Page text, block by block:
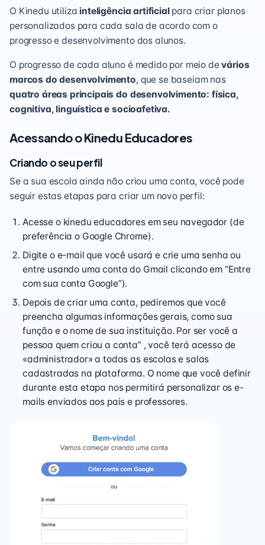
O Kinedu utiliza inteligência artificialpara criar planos
personalizados para cada sala de acordo com o
progresso e desenvolvimento dos alunos.
O progresso de cada aluno é medido por meio devários
marcos do desenvolvimento, que se baseiam nas
quatro áreas principais do desenvolvimento: física,
cognitiva, linguística e socioafetiva.
Acessando o Kinedu Educadores
Criando o seu perfil
Se a sua escola ainda não criou uma conta, você pode
seguir estas etapas para criar um novo perfil:
Acesse o kinedu educadoresem seu navegador (de
preferência o Google Chrome).
Digite o e-mail que você usará e crie uma senha ou
entre usando uma conta do Gmail clicando em “Entre
com sua conta Google”).
Depois de criar uma conta, pediremos que você
preencha algumas informações gerais, como sua
função e o nome de sua instituição. Por ser você a
pessoa quem criou a conta” , você terá acesso de
«administrador» a todas as escolas e salas
cadastradas na plataforma. O nome que você definir
durante esta etapa nos permitirá personalizar os e-
mails enviados aos pais e professores.